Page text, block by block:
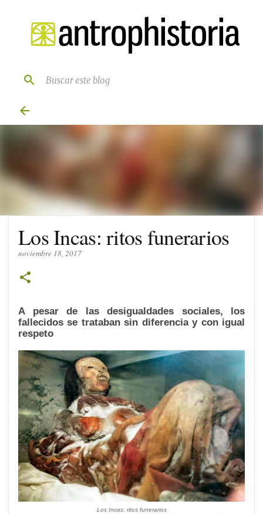
Ir al contenido principal
Los Incas: ritos funerarios
noviembre 18, 2017
A pesar de las desigualdades sociales, los
fallecidosse trataban sin diferenciay con igual
respeto
Los Incas: ritos funerarios